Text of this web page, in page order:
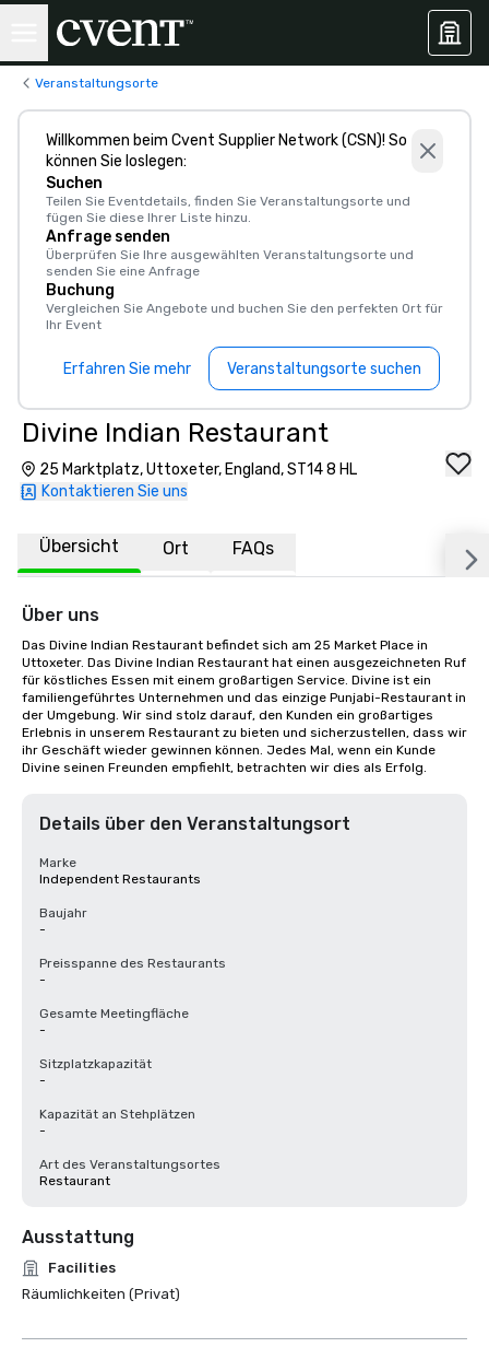
Veranstaltungsorte
Willkommen beim Cvent Supplier Network (CSN)! So
können Sie loslegen:
Suchen
Teilen Sie Eventdetails, finden Sie Veranstaltungsorte und
fügen Sie diese Ihrer Liste hinzu.
Anfrage senden
Überprüfen Sie Ihre ausgewählten Veranstaltungsorte und
senden Sie eine Anfrage
Buchung
Vergleichen Sie Angebote und buchen Sie den perfekten Ort für
Ihr Event
Erfahren Sie mehr Veranstaltungsorte suchen
Divine Indian Restaurant
25 Marktplatz, Uttoxeter, England, ST14 8 HL
Kontaktieren Sie uns
Übersicht Ort FAQs
Über uns
Das Divine Indian Restaurant befindet sich am 25 Market Place in
Uttoxeter. Das Divine Indian Restaurant hat einen ausgezeichneten Ruf
für köstliches Essen mit einem großartigen Service. Divine ist ein
familiengeführtes Unternehmen und das einzige Punjabi-Restaurant in
der Umgebung. Wir sind stolz darauf, den Kunden ein großartiges
Erlebnis in unserem Restaurant zu bieten und sicherzustellen, dass wir
ihr Geschäft wieder gewinnen können. Jedes Mal, wenn ein Kunde
Divine seinen Freunden empfiehlt, betrachten wir dies als Erfolg.
Details über den Veranstaltungsort
Marke
Independent Restaurants
Baujahr
-
Preisspanne des Restaurants
-
Gesamte Meetingfläche
-
Sitzplatzkapazität
-
Kapazität an Stehplätzen
-
Art des Veranstaltungsortes
Restaurant
Ausstattung
Facilities
Räumlichkeiten (Privat)